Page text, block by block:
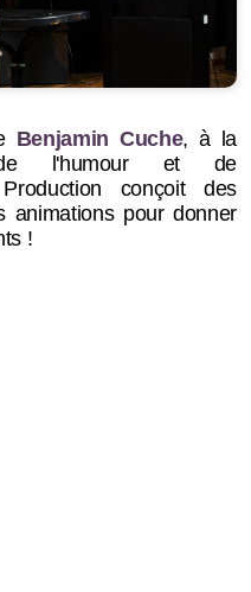
Benjamin Cuche, à la
l'humour et de
conçoit des
animations pour donner
!